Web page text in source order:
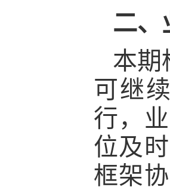
二、
本期
可继
行，
位及
框架